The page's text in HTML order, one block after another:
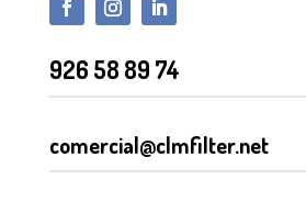
926 58 89 74
comercial@clmfilter.net